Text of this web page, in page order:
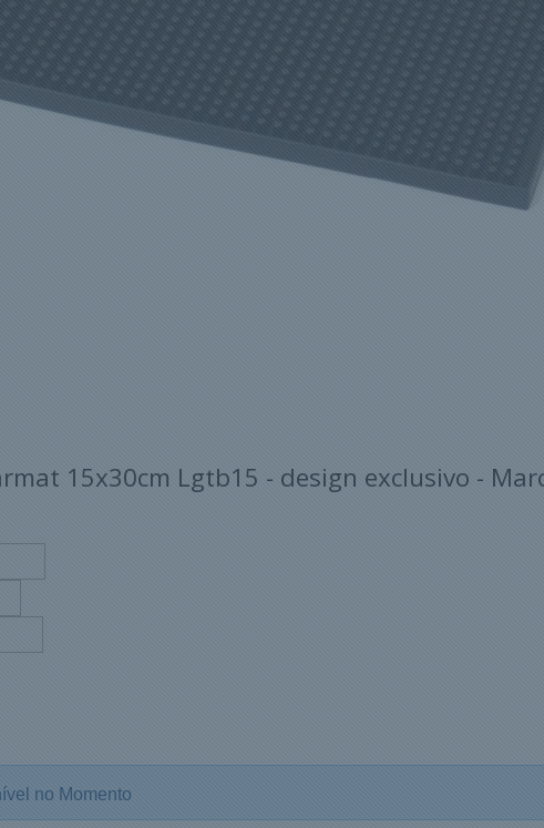
15x30cm Lgtb15 - design exclusivo -
no Momento